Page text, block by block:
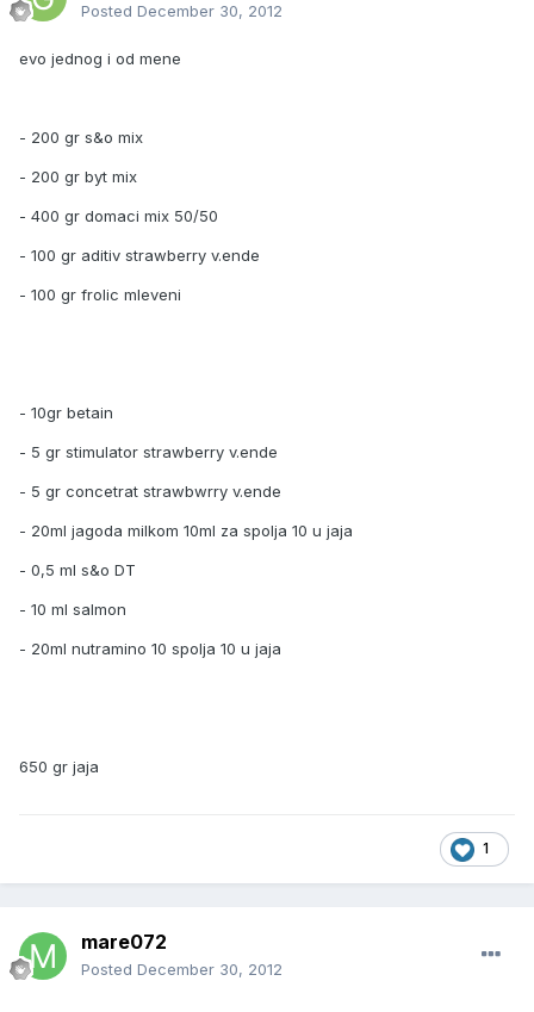
Posted December 30, 2012
evo jednog i od mene
- 200 gr s&o mix
- 200 gr byt mix
- 400 gr domaci mix 50/50
- 100 gr aditiv strawberry v.ende
- 100 gr frolic mleveni
- 10gr betain
- 5 gr stimulator strawberry v.ende
- 5 gr concetrat strawbwrry v.ende
- 20ml jagoda milkom 10ml za spolja 10 u jaja
- 0,5 ml s&o DT
- 10 ml salmon
- 20ml nutramino 10 spolja 10 u jaja
650 gr jaja
1
mare072
Posted December 30, 2012